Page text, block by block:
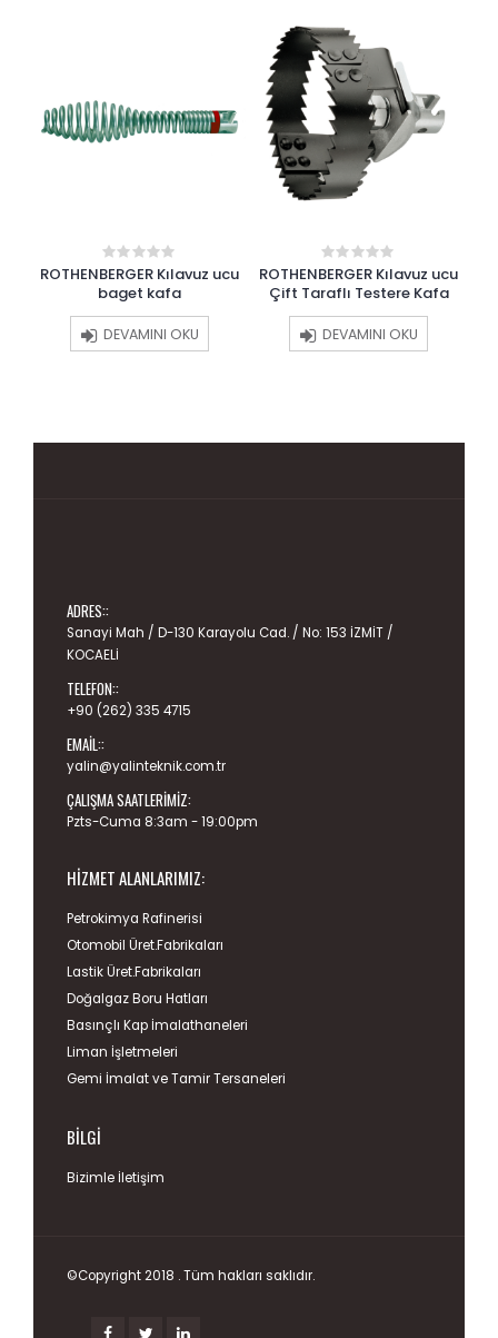
0
out
of
5
ROTHENBERGER Kılavuz ucu
baget kafa
DEVAMINI OKU
0
out
of
5
ROTHENBERGER Kılavuz ucu
Çift Taraflı Testere Kafa
DEVAMINI OKU
ADRES::
Sanayi Mah / D-130 Karayolu Cad. / No: 153 İZMİT /
KOCAELİ
TELEFON::
+90 (262) 335 4715
EMAIL::
yalin@yalinteknik.com.tr
ÇALIŞMA SAATLERIMIZ:
Pzts-Cuma 8:3am - 19:00pm
HIZMET ALANLARIMIZ:
Petrokimya Rafinerisi
Otomobil Üret.Fabrikaları
Lastik Üret.Fabrikaları
Doğalgaz Boru Hatları
Basınçlı Kap İmalathaneleri
Liman İşletmeleri
Gemi İmalat ve Tamir Tersaneleri
BILGI
Bizimle İletişim
©Copyright 2018 . Tüm hakları saklıdır.